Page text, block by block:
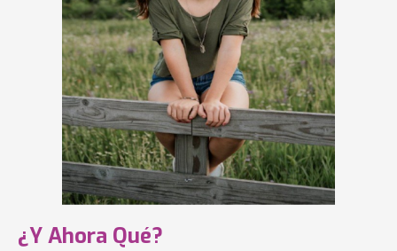
¿Y Ahora Qué?